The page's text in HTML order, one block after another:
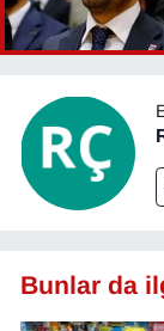
Bunlar da